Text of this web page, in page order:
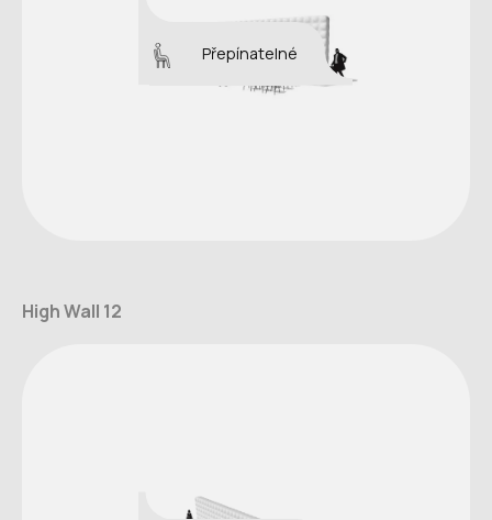
Přepínatelné
High Wall 12